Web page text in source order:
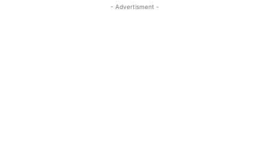
- Advertisment -